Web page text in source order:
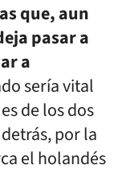
que, aun
pasar a
a
sería vital
de los dos
por la
el holandés